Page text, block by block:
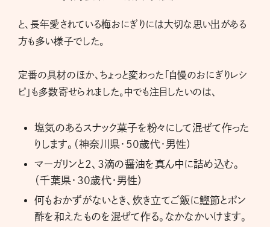
と、長年愛されている梅おにぎりには大切な思い出がある
方も多い様子でした。
定番の具材のほか、ちょっと変わった「自慢のおにぎりレシ
ピ」も多数寄せられました。中でも注目したいのは、
塩気のあるスナック菓子を粉々にして混ぜて作った
りします。（神奈川県・50歳代・男性）
マーガリンと2、3滴の醤油を真ん中に詰め込む。
（千葉県・30歳代・男性）
何もおかずがないとき、炊き立てご飯に鰹節とポン
酢を和えたものを混ぜて作る。なかなかいけます。